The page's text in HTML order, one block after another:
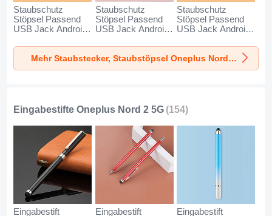
Staubschutz
Stöpsel Passend
USB Jack Android
für Oneplus Nord 2
5G Silber
Staubschutz
Stöpsel Passend
USB Jack Android
für Oneplus Nord 2
5G Rosegold
Staubschutz
Stöpsel Passend
USB Jack Android
Oneplus Nord 2 5G
Silber
Mehr Staubstecker, Staubstöpsel Oneplus Nord 2 5G
Eingabestifte Oneplus Nord 2 5G (154)
Eingabestift
Eingabestift
Eingabestift